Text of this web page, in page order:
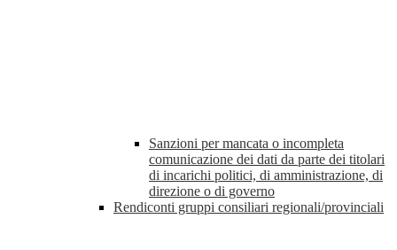
Sanzioni per mancata o incompleta
comunicazione dei dati da parte dei titolari
di incarichi politici, di amministrazione, di
direzione o di governo
Rendiconti gruppi consiliari regionali/provinciali